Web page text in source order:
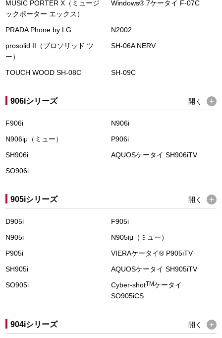
MUSIC PORTER X（ミュージ
ックポーター エックス）
Windows®7ケータイ F-07C
PRADA Phone by LG
N2002
prosolid II（プロソリッド ツ
ー）
SH-06A NERV
TOUCH WOOD SH-08C SH-09C
906iシリーズ 開く
F906i
N906i
N906iμ（ミュー）
P906i
SH906i
AQUOSケータイ SH906iTV
SO906i
905iシリーズ 開く
D905i
F905i
N905i
N905iμ（ミュー）
P905i
VIERAケータイ®P905iTV
SH905i
AQUOSケータイ SH905iTV
SO905i
Cyber-shotTMケータイ
SO905iCS
904iシリーズ 開く